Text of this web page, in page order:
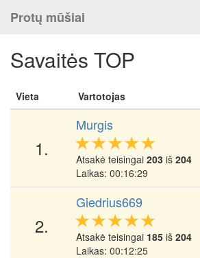
Protų mūšiai
Savaitės TOP
Vieta Vartotojas
1.
Murgis
Atsakė teisingai 203 iš 204
Laikas: 00:16:29
2.
Giedrius669
Atsakė teisingai 185 iš 204
Laikas: 00:12:25